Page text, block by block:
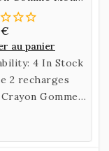
au panier
4 In Stock
2 recharges
Gomme